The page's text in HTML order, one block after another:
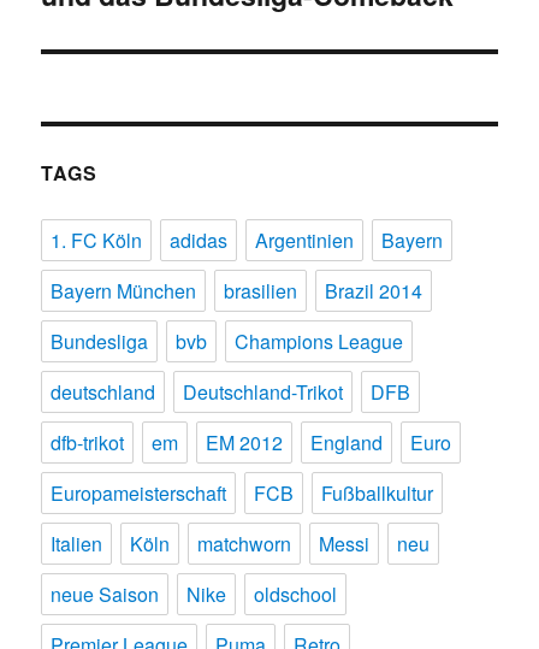
TAGS
1. FC Köln adidas Argentinien
Bayern
Bayern München
brasilien
Brazil 2014
Bundesliga
bvb
Champions League
deutschland
Deutschland-Trikot
DFB
dfb-trikot
em EM 2012 England
Euro
Europameisterschaft
FCB
Fußballkultur
Italien
Köln matchworn Messi
neu
neue Saison
Nike
oldschool